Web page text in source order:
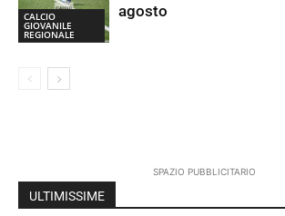
CALCIO
GIOVANILE
REGIONALE
agosto
SPAZIO PUBBLICITARIO
ULTIMISSIME